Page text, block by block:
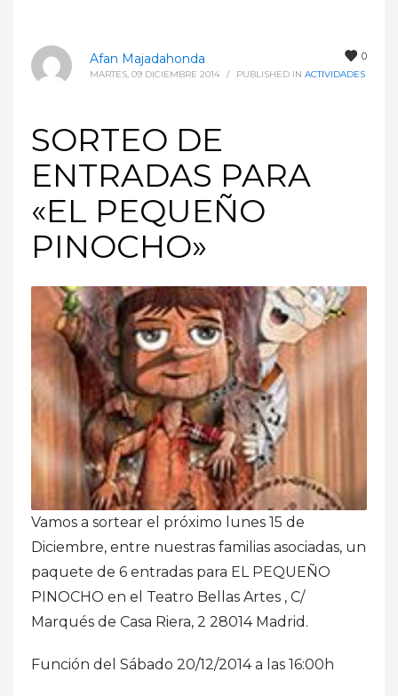
0
Afan Majadahonda
MARTES, 09 DICIEMBRE 2014 / PUBLISHED IN ACTIVIDADES
SORTEO DE
ENTRADAS PARA
«EL PEQUEÑO
PINOCHO»
Vamos a sortear el próximo lunes 15 de
Diciembre, entre nuestras familias asociadas, un
paquete de 6 entradas para EL PEQUEÑO
PINOCHO en el Teatro Bellas Artes , C/
Marqués de Casa Riera, 2 28014 Madrid.
Función del Sábado 20/12/2014 a las 16:00h